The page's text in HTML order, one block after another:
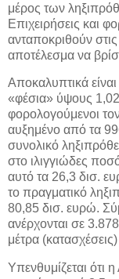
μέρος των
Επιχειρήσεις και
ανταποκριθούν
αποτέλεσμα να
Αποκαλυπτικά
«φέσια» ύψους
φορολογούμενοι
αυξημένο από τα
συνολικό
στο ιλιγγιώδες
αυτό τα 26,3 δισ.
το πραγματικό
80,85 δισ. ευρώ.
ανέρχονται σε
μέτρα
Υπενθυμίζεται ότι